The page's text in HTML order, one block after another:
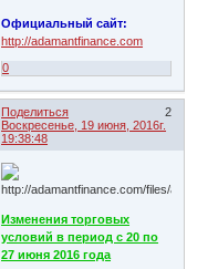
Официальный сайт:
http://adamantfinance.com
0
Поделиться
2
Воскресенье, 19 июня, 2016г.
19:38:48
Изменения торговых
условий в период с 20 по
27 июня 2016 года